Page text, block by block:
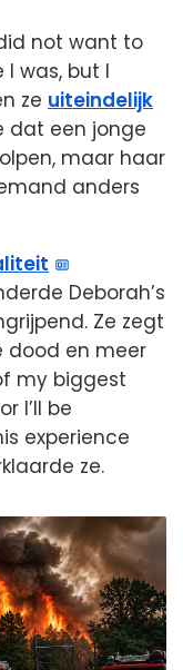
not want to
I was, but I
ze uiteindelijk
dat een jonge
maar haar
anders
Deborah’s
Ze zegt
dood en meer
my biggest
I’ll be
experience
ze.